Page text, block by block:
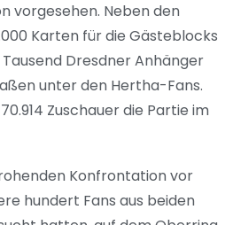
vorgesehen. Neben den
Karten für die Gästeblocks
Dresdner Anhänger
unter den Hertha-Fans.
Zuschauer die Partie im
Konfrontation vor
hundert Fans aus beiden